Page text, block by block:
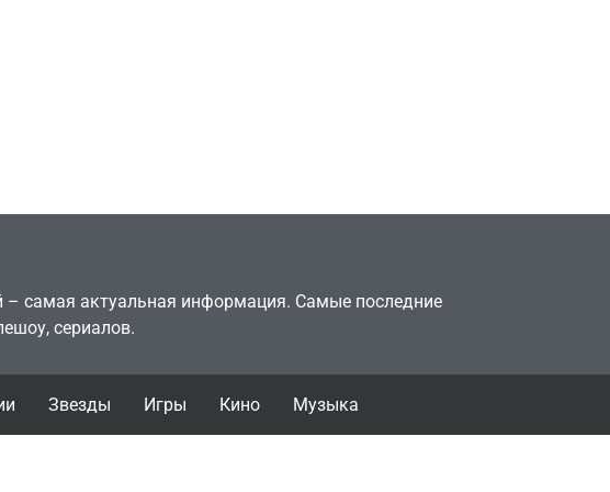
– самая актуальная информация. Самые последние
сериалов.
Звезды Игры Кино Музыка